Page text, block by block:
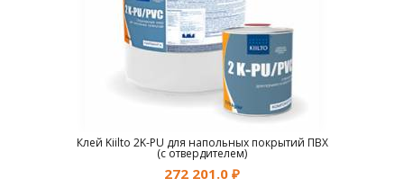
Клей Kiilto 2K-PU для напольных покрытий ПВХ
(с отвердителем)
272 201.0 ₽